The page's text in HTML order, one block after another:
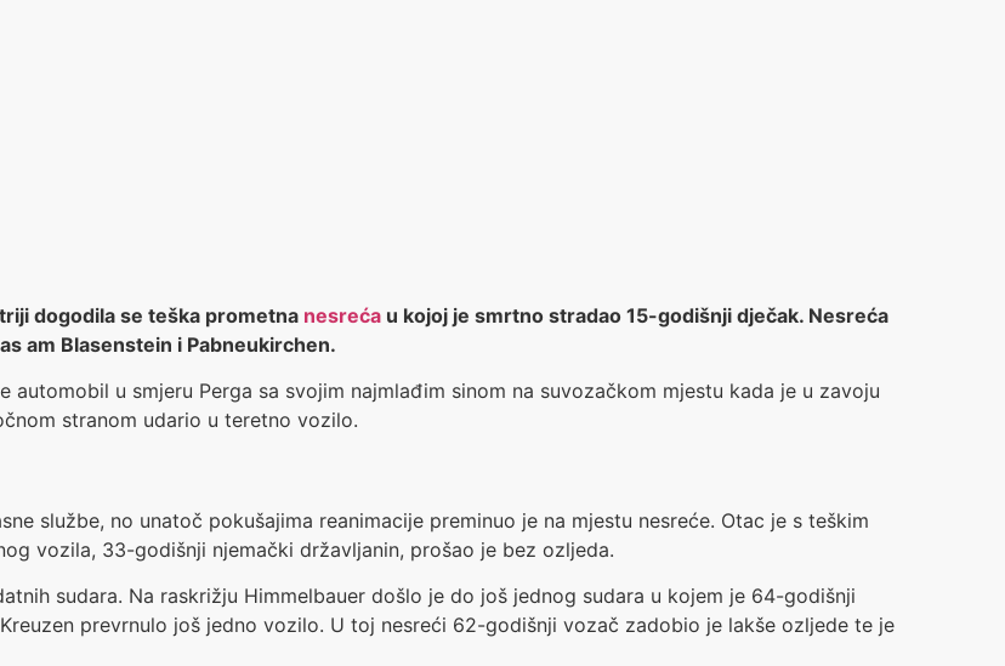
dogodila se teška prometna nesreća u kojoj je smrtno stradao 15-godišnji dječak. Nesreća
am Blasenstein i Pabneukirchen.
u smjeru Perga sa svojim najmlađim sinom na suvozačkom mjestu kada je u zavoju
stranom udario u teretno vozilo.
službe, no unatoč pokušajima reanimacije preminuo je na mjestu nesreće. Otac je s teškim
vozila, 33-godišnji njemački državljanin, prošao je bez ozljeda.
sudara. Na raskrižju Himmelbauer došlo je do još jednog sudara u kojem je 64-godišnji
prevrnulo još jedno vozilo. U toj nesreći 62-godišnji vozač zadobio je lakše ozljede te je